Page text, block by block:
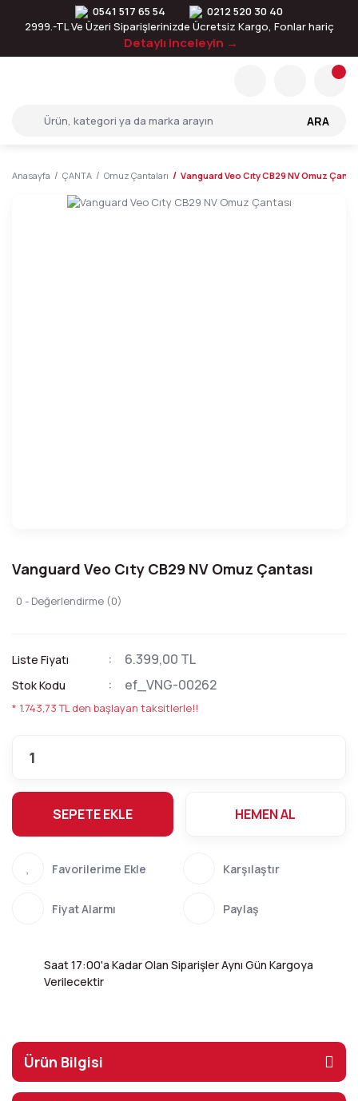
0541 517 65 54
0212 520 30 40
2999.-TL Ve Üzeri Siparişlerinizde Ücretsiz Kargo, Fonlar hariç
Detaylı inceleyin →
ARA
Anasayfa ÇANTA Omuz Çantaları Vanguard Veo Cıty CB29 NV Omuz
Vanguard Veo Cıty CB29 NV Omuz Çantası
0 - Değerlendirme (0)
Liste Fiyatı 6.399,00 TL
Stok Kodu ef_VNG-00262
* 1.743,73 TL den başlayan taksitlerle!!
SEPETE EKLE HEMEN AL
Karşılaştır
Fiyat Alarmı Paylaş
Saat 17:00'a Kadar Olan Siparişler Aynı Gün Kargoya
Verilecektir
Ürün Bilgisi